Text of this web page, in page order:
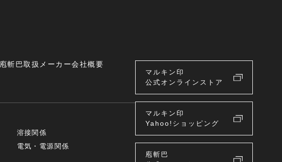
庖斬巴取扱メーカー会社概要
溶接関係
電気・電源関係
マルキン印
公式オンラインストア
マルキン印
Yahoo!ショッピング
庖斬巴